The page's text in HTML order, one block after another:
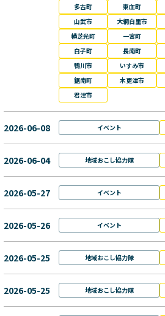
多古町
東庄町
山武市
大網白里市
横芝光町
一宮町
白子町
長南町
鴨川市
いすみ市
鋸南町
木更津市
君津市
2026-06-08 イベント
2026-06-04 地域おこし協力隊
2026-05-27 イベント
2026-05-26 イベント
2026-05-25 地域おこし協力隊
2026-05-25 地域おこし協力隊